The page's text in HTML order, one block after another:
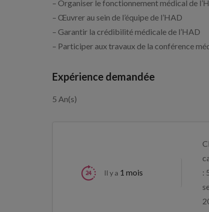
– Organiser le fonctionnement médical de
– Œuvrer au sein de l’équipe de l’HAD
– Garantir la crédibilité médicale de l’HAD
– Participer aux travaux de la conférence
Expérience demandée
5 An(s)
Il y a 1 mois
: